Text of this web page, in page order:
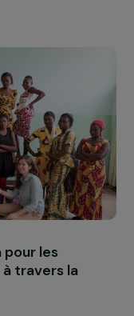
le relogement